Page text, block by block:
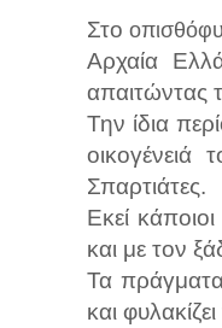
Στο
Αρχαία
απαιτώντας
Την ίδια
οικογένειά
Σπαρτιάτες.
Εκεί
και με τον
Τα
και